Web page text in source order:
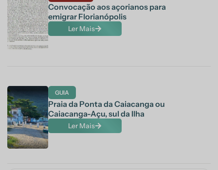
Convocação aos açorianos para
emigrar Florianópolis
Ler Mais
GUIA
Praia da Ponta da Caiacanga ou
Caiacanga-Açu, sul da Ilha
Ler Mais